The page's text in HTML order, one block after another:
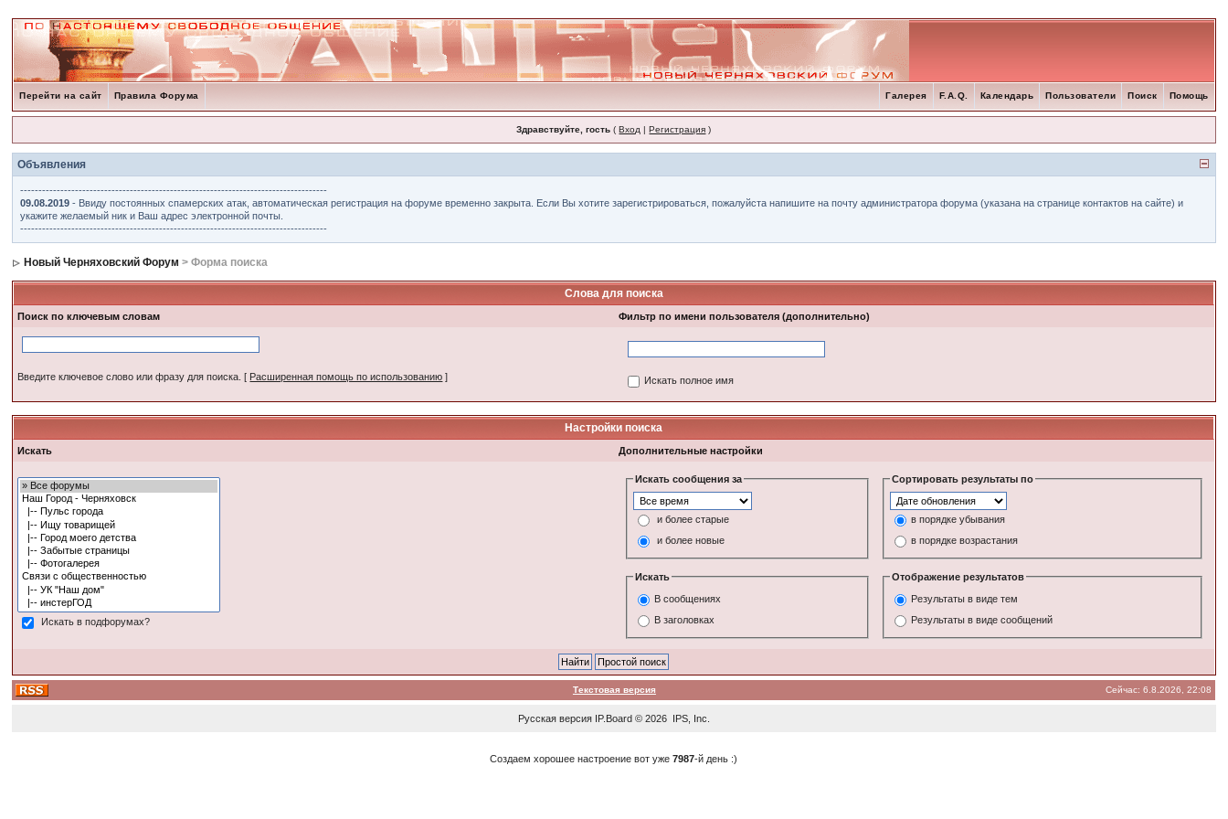
Перейти на сайт Правила Форума Помощь
Поиск
Пользователи
Календарь
F.A.Q.
Галерея
Здравствуйте, гость (Вход |Регистрация )
Объявления
------------------------------------------------------------------------------------
09.08.2019 - Ввиду постоянных спамерских атак, автоматическая регистрация на форуме временно закрыта. Если Вы хотите зарегистрироваться, пожалуйста напишите на почту администратора форума (указана на странице контактов на сайте) и
укажите желаемый ник и Ваш адрес электронной почты.
------------------------------------------------------------------------------------
Новый Черняховский Форум > Форма поиска
Слова для поиска
Поиск по ключевым словам Фильтр по имени пользователя (дополнительно)
Введите ключевое слово или фразу для поиска. [ Расширенная помощь по использованию ] Искать полное имя
Настройки поиска
Искать Дополнительные настройки
Искать в подфорумах?
Искать сообщения за
и более старые
и более новые
Сортировать результаты по
в порядке убывания
в порядке возрастания
Искать
В сообщениях
В заголовках
Отображение результатов
Результаты в виде тем
Результаты в виде сообщений
Текстовая версия Сейчас: 6.8.2026, 22:08
Русская версия IP.Board© 2026 IPS, Inc
Создаем хорошее настроение вот уже7987-й день :)